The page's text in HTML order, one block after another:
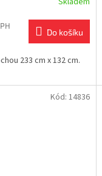
Do košíku
233 cm x 132 cm.
Kód: 14836